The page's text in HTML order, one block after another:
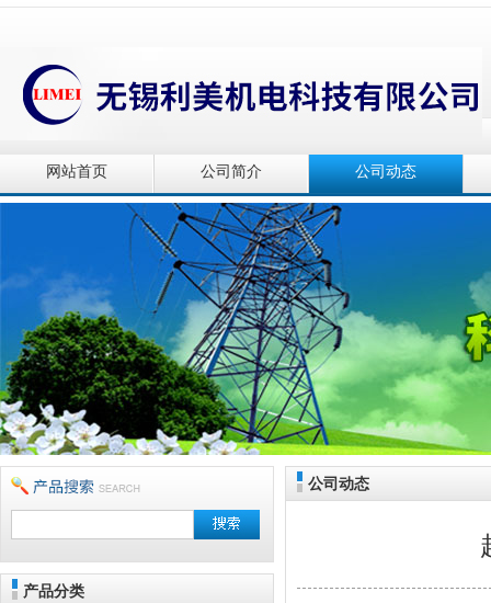
无锡利美机电科技有限公司
网站首页 公司简介 公司动态
产品分类
公司动态